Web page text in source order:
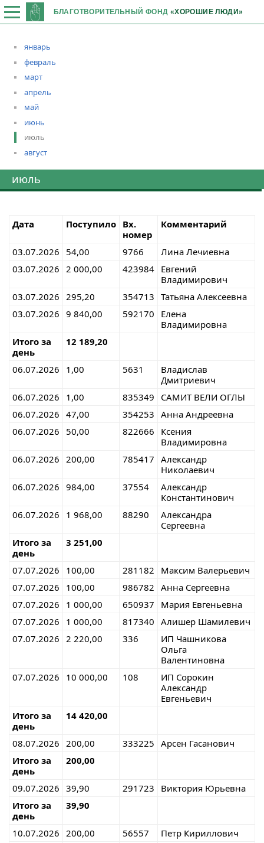
БЛАГОТВОРИТЕЛЬНЫЙ ФОНД «ХОРОШИЕ ЛЮДИ»
январь
февраль
март
апрель
май
июнь
июль
август
июль
Дата Поступило
Вх.
номер
Комментарий
03.07.2026 54,00 9766
Лина Лечиевна
03.07.2026
2 000,00 423984
Евгений
Владимирович
03.07.2026
295,20 354713 Татьяна Алексеевна
03.07.2026 9 840,00 592170
Елена
Владимировна
Итого за
день
12 189,20
06.07.2026 1,00 5631
Владислав
Дмитриевич
06.07.2026
1,00 835349
САМИТ ВЕЛИ ОГЛЫ
06.07.2026 47,00 354253 Анна Андреевна
06.07.2026
50,00 822666
Ксения
Владимировна
06.07.2026
200,00 785417 Александр
Николаевич
06.07.2026 984,00 37554
Александр
Константинович
06.07.2026
1 968,00 88290
Александра
Сергеевна
Итого за
день
3 251,00
07.07.2026 100,00 281182
Максим Валерьевич
07.07.2026
100,00 986782 Анна Сергеевна
07.07.2026
1 000,00 650937
Мария Евгеньевна
07.07.2026
1 000,00 817340 Алишер Шамилевич
07.07.2026
2 220,00 336
ИП Чашникова
Ольга
Валентиновна
07.07.2026
10 000,00 108
ИП Сорокин
Александр
Евгеньевич
Итого за
день
14 420,00
08.07.2026 200,00 333225 Арсен Гасанович
Итого за
день
200,00
09.07.2026 39,90 291723
Виктория Юрьевна
Итого за
день
39,90
10.07.2026 200,00 56557
Петр Кириллович